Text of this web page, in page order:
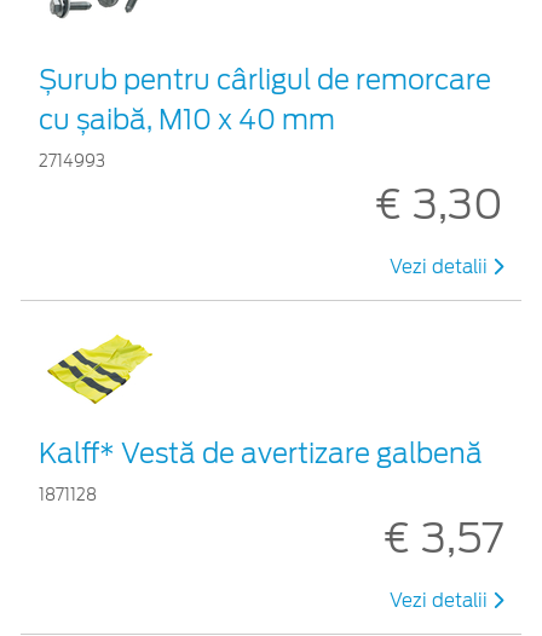
Șurub pentru cârligul de remorcare
cu șaibă, M10 x 40 mm
2714993
€ 3,30
Vezi detalii
Kalff* Vestă de avertizare galbenă
1871128
€ 3,57
Vezi detalii